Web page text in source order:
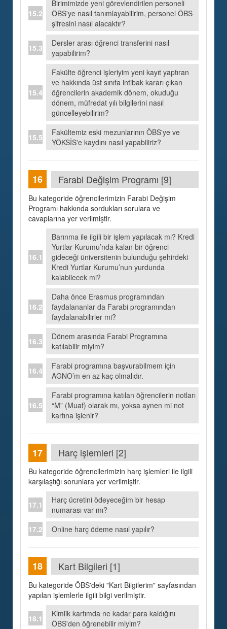
Birimimizde yeni görevlendirilen personeli
ÖBS'ye nasıl tanımlayabilirim, personel ÖBS
şifresini nasıl alacaktır?
Dersler arası öğrenci transferini nasıl
yapabilirim?
Fakülte öğrenci işleriyim yeni kayıt yaptıran
ve hakkında üst sınıfa intibak kararı çıkan
öğrencilerin akademik dönem, okuduğu
dönem, müfredat yılı bilgilerini nasıl
güncelleyebilirim?
Fakültemiz eski mezunlarının ÖBS'ye ve
YÖKSİS'e kaydını nasıl yapabiliriz?
Farabi Değişim Programı [9]
Bu kategoride öğrencilerimizin Farabi Değişim
Programı hakkında sordukları sorulara ve
cavaplarına yer verilmiştir.
Barınma ile ilgili bir işlem yapılacak mı? Kredi
Yurtlar Kurumu’nda kalan bir öğrenci
gideceği üniversitenin bulunduğu şehirdeki
Kredi Yurtlar Kurumu’nun yurdunda
kalabilecek mi?
Daha önce Erasmus programından
faydalananlar da Farabi programından
faydalanabilirler mi?
Dönem arasında Farabi Programına
katılabilir miyim?
Farabi programına başvurabilmem için
AGNO’m en az kaç olmalıdır.
Farabi programına katılan öğrencilerin notları
“M” (Muaf) olarak mı, yoksa aynen mi not
kartına işlenir?
Harç işlemleri [2]
Bu kategoride öğrencilerimizin harç işlemleri ile ilgili
karşılaştığı sorunlara yer verilmiştir.
Harç ücretini ödeyeceğim bir hesap
numarası var mı?
Online harç ödeme nasıl yapılır?
Kart Bilgileri [1]
Bu kategoride ÖBS'deki "Kart Bilgilerim" sayfasından
yapılan işlemlerle ilgili bilgi verilmiştir.
Kimlik kartımda ne kadar para kaldığını
ÖBS'den öğrenebilir miyim?